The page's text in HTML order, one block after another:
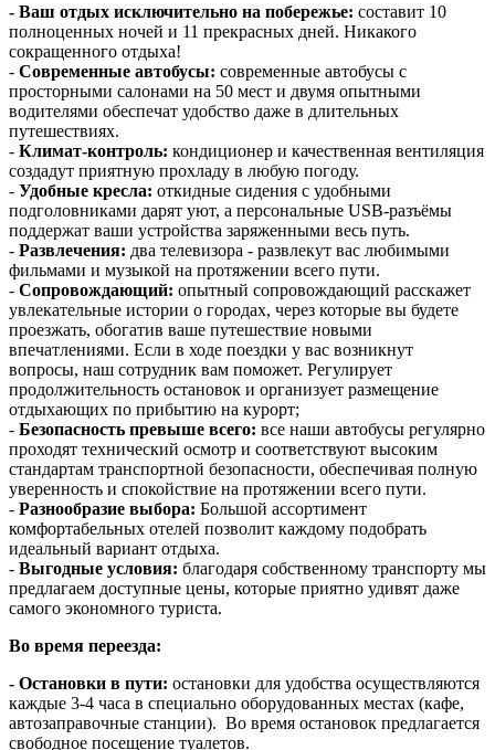
- Ваш отдых исключительно на побережье: составит 10
полноценных ночей и 11 прекрасных дней. Никакого
сокращенного отдыха!
- Современные автобусы: современные автобусы с
просторными салонами на 50 мест и двумя опытными
водителями обеспечат удобство даже в длительных
путешествиях.
- Климат-контроль: кондиционер и качественная вентиляция
создадут приятную прохладу в любую погоду.
- Удобные кресла: откидные сидения с удобными
подголовниками дарят уют, а персональные USB-разъёмы
поддержат ваши устройства заряженными весь путь.
- Развлечения: два телевизора - развлекут вас любимыми
фильмами и музыкой на протяжении всего пути.
- Сопровождающий: опытный сопровождающий расскажет
увлекательные истории о городах, через которые вы будете
проезжать, обогатив ваше путешествие новыми
впечатлениями. Если в ходе поездки у вас возникнут
вопросы, наш сотрудник вам поможет. Регулирует
продолжительность остановок и организует размещение
отдыхающих по прибытию на курорт;
- Безопасность превыше всего: все наши автобусы регулярно
проходят технический осмотр и соответствуют высоким
стандартам транспортной безопасности, обеспечивая полную
уверенность и спокойствие на протяжении всего пути.
- Разнообразие выбора: Большой ассортимент
комфортабельных отелей позволит каждому подобрать
идеальный вариант отдыха.
- Выгодные условия: благодаря собственному транспорту мы
предлагаем доступные цены, которые приятно удивят даже
самого экономного туриста.
Во время переезда:
- Остановки в пути: остановки для удобства осуществляются
каждые 3-4 часа в специально оборудованных местах (кафе,
автозаправочные станции). Во время остановок предлагается
свободное посещение туалетов.